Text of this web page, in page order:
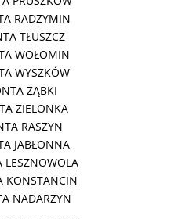
RADZYMIN
TŁUSZCZ
WOŁOMIN
WYSZKÓW
ZĄBKI
ZIELONKA
RASZYN
JABŁONNA
LESZNOWOLA
KONSTANCIN
NADARZYN